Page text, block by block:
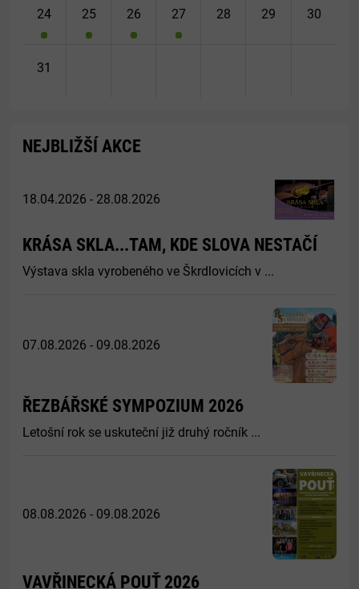
24 25 26 27 28 29 30
31
NEJBLIŽŠÍ AKCE
18.04.2026 - 28.08.2026
KRÁSA SKLA...TAM, KDE SLOVA NESTAČÍ
Výstava skla vyrobeného ve Škrdlovicích v ...
07.08.2026 - 09.08.2026
ŘEZBÁŘSKÉ SYMPOZIUM 2026
Letošní rok se uskuteční již druhý ročník ...
08.08.2026 - 09.08.2026
VAVŘINECKÁ POUŤ 2026